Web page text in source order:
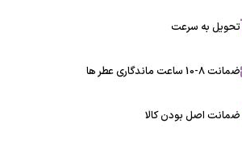
تحویل به سرعت
ضمانت 8-10 ساعت ماندگاری عطر ها
ضمانت اصل بودن کالا